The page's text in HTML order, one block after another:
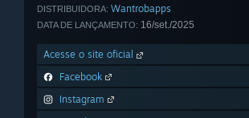
DISTRIBUIDORA: Wantrobapps
DATA DE LANÇAMENTO: 16/set./2025
Acesse o site oficial
Facebook
Instagram